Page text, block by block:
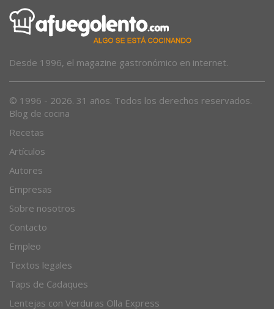
Desde 1996, el magazine gastronómico en internet.
© 1996 - 2026. 31 años. Todos los derechos reservados.
Blog de cocina
Recetas
Artículos
Autores
Empresas
Sobre nosotros
Contacto
Empleo
Textos legales
Taps de Cadaques
Lentejas con Verduras Olla Express